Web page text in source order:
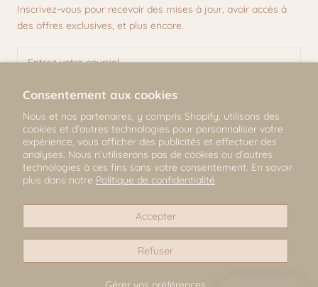
Consentement aux cookies
Nous et nos partenaires, y compris Shopify, utilisons des
cookies et d’autres technologies pour personnaliser votre
expérience, vous afficher des publicités et effectuer des
analyses. Nous n’utiliserons pas de cookies ou d’autres
technologies à ces fins sans votre consentement. En savoir
plus dans notre Politique de confidentialité
Accepter
Refuser
Inscrivez-vous pour recevoir des mises à jour, avoir accès à
des offres exclusives, et plus encore.
© Mili & Lilies